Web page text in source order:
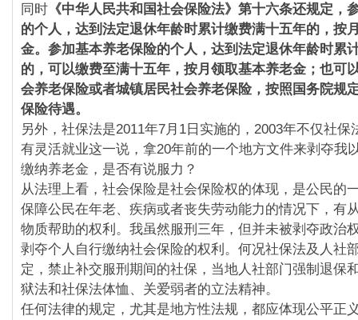
同时 《中华人民共和国社会保险法》第十六条还规定，
的个人，达到法定退休年龄时累计缴费满十五年的，按
金。参加基本养老保险的个人，达到法定退休年龄时累
的，可以缴费至满十五年，按月领取基本养老金；也可
会养老保险或者城镇居民社会养老保险，按照国务院规
保险待遇。
另外，社保法是2011年7月1日实施的，2003年不仅社保
有灵活就业这一说，拿20年前的一个地方文件来剥夺我
缴纳养老金，是否有说服力？
从法理上看，社会保险是社会保险权的体现，是公民的
保障公民在年老、疾病或者丧失劳动能力的情况下，有
物质帮助的权利。我虽然服刑三年，但并未被剥夺政治
剥夺个人自行缴纳社会保险的权利。何况社保法及人社
定，禁止补交服刑期间的社保，当地人社部门强制退保
狱法和社保法体恤、关爱弱者的立法精神。
任何法律的规定，尤其是地方性法规，都应体现公平正